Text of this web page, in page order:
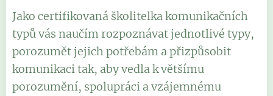
Jako certifikovaná školitelka komunikačních
typů vás naučím rozpoznávat jednotlivé typy,
porozumět jejich potřebám a přizpůsobit
komunikaci tak, aby vedla k většímu
porozumění, spolupráci a vzájemnému